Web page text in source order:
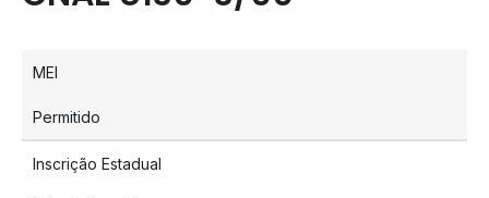
MEI
Permitido
Inscrição Estadual